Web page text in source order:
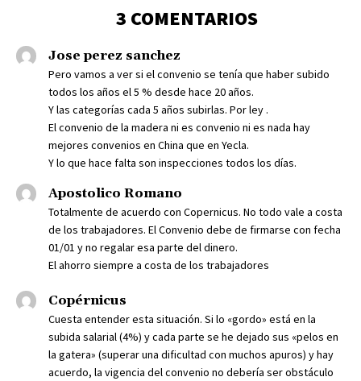
3 COMENTARIOS
Jose perez sanchez
Pero vamos a ver si el convenio se tenía que haber subido
todos los años el 5 % desde hace 20 años.
Y las categorías cada 5 años subirlas. Por ley .
El convenio de la madera ni es convenio ni es nada hay
mejores convenios en China que en Yecla.
Y lo que hace falta son inspecciones todos los días.
Apostolico Romano
Totalmente de acuerdo con Copernicus. No todo vale a costa
de los trabajadores. El Convenio debe de firmarse con fecha
01/01 y no regalar esa parte del dinero.
El ahorro siempre a costa de los trabajadores
Copérnicus
Cuesta entender esta situación. Si lo «gordo» está en la
subida salarial (4%) y cada parte se he dejado sus «pelos en
la gatera» (superar una dificultad con muchos apuros) y hay
acuerdo, la vigencia del convenio no debería ser obstáculo